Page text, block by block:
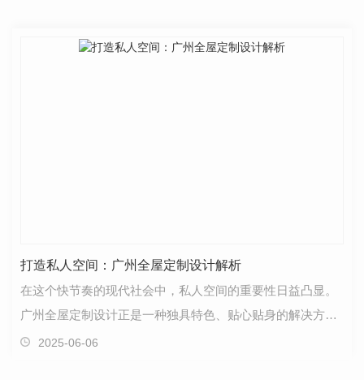
打造私人空间：广州全屋定制设计解析
在这个快节奏的现代社会中，私人空间的重要性日益凸显。
广州全屋定制设计正是一种独具特色、贴心贴身的解决方
案。当今，人们渴望一个..契合自我需求的生活空间，这…
2025-06-06